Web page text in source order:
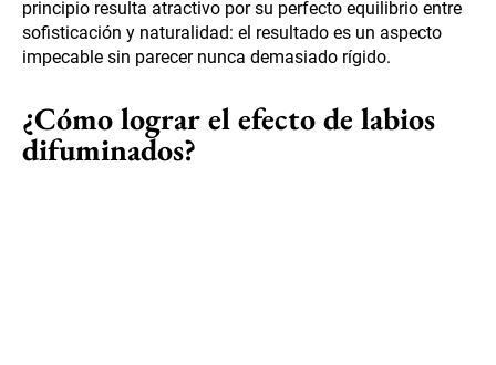
principio resulta atractivo por su perfecto equilibrio entre
sofisticación y naturalidad: el resultado es un aspecto
impecable sin parecer nunca demasiado rígido.
¿Cómo lograr el efecto de labios
difuminados?